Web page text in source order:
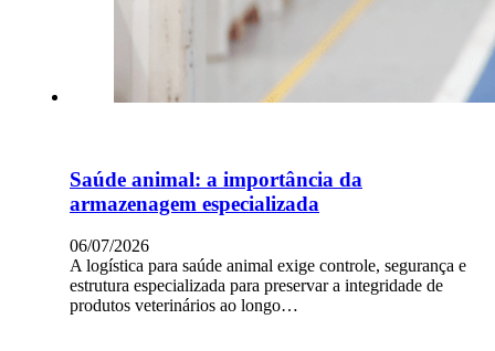
Saúde animal: a importância da
armazenagem especializada
06/07/2026
A logística para saúde animal exige controle, segurança e
estrutura especializada para preservar a integridade de
produtos veterinários ao longo…